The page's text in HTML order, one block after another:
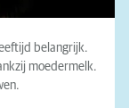
belangrijk.
moedermelk.